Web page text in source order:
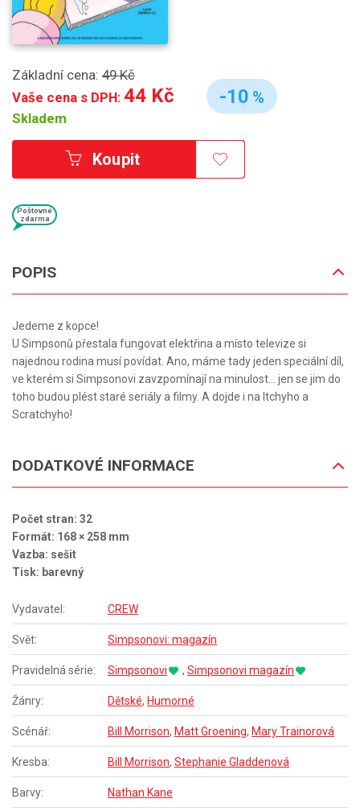
Základní cena: 49 Kč
Vaše cena s DPH: 44 Kč
Skladem
-10 %
Koupit
Poštovné
zdarma
POPIS
Jedeme z kopce!
U Simpsonů přestala fungovat elektřina a místo televize si
najednou rodina musí povídat. Ano, máme tady jeden speciální díl,
ve kterém si Simpsonovi zavzpomínají na minulost… jen se jim do
toho budou plést staré seriály a filmy. A dojde i na Itchyho a
Scratchyho!
DODATKOVÉ INFORMACE
Počet stran: 32
Formát: 168 × 258 mm
Vazba: sešit
Tisk: barevný
Vydavatel: CREW
Svět: Simpsonovi: magazín
Pravidelná série: Simpsonovi , Simpsonovi magazín
Žánry: Dětské, Humorné
Scénář: Bill Morrison, Matt Groening, Mary Trainorová
Kresba: Bill Morrison, Stephanie Gladdenová
Barvy: Nathan Kane